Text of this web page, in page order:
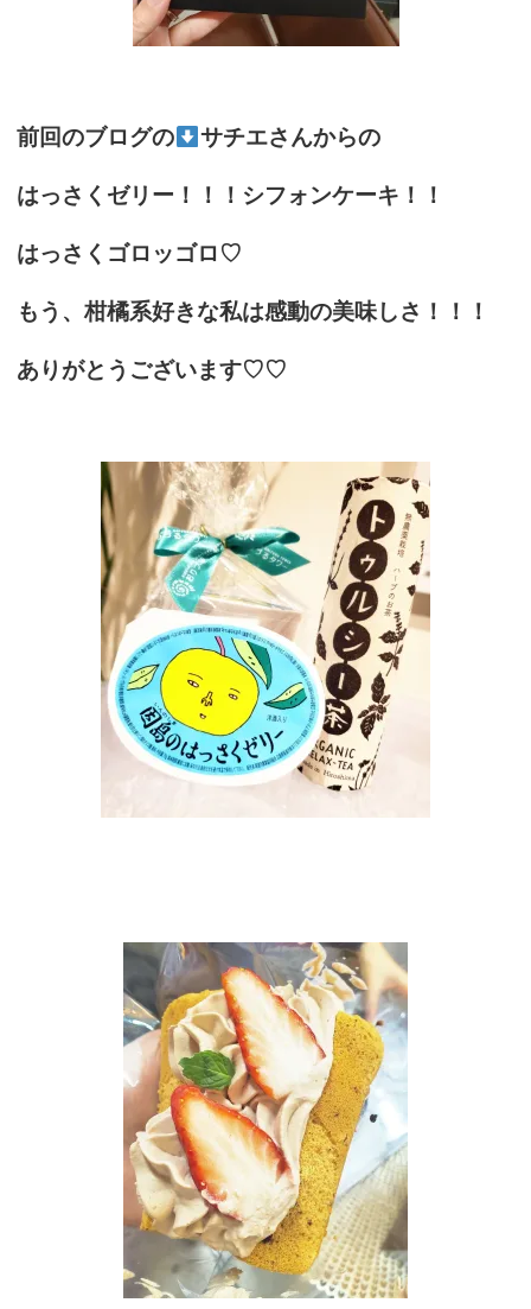
前回のブログの サチエさんからの
はっさくゼリー！！！シフォンケーキ！！
はっさくゴロッゴロ♡
もう、柑橘系好きな私は感動の美味しさ！！！
ありがとうございます♡♡